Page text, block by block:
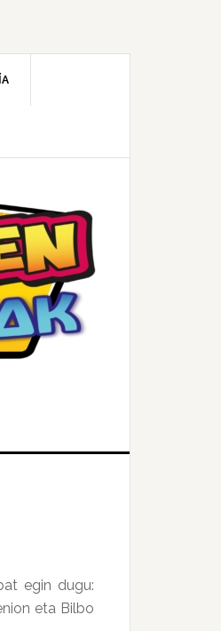
egin dugu:
eta Bilbo